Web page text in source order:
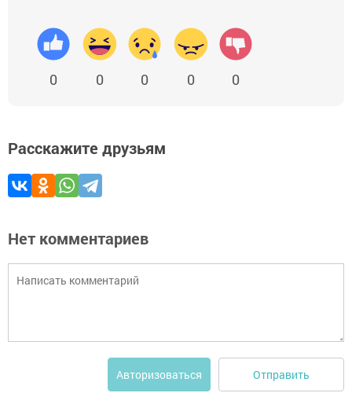
0 0 0 0 0
Расскажите друзьям
Нет комментариев
Авторизоваться Отправить